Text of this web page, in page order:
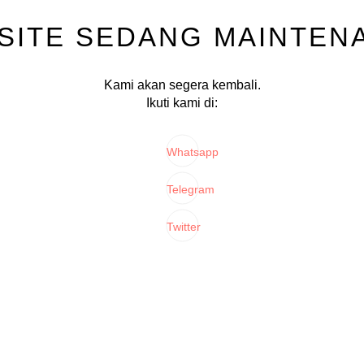
SEDANG
Kami akan segera kembali.
Ikuti kami di:
Whatsapp
Telegram
Twitter